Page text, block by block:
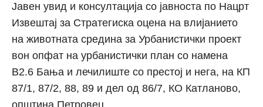
Јавен увид и консултација со јавноста по Нацрт
Извештај за Стратегиска оцена на влијанието
на животната средина за Урбанистички проект
вон опфат на урбанистички план со намена
В2.6 Бања и лечилиште со престој и нега, на КП
87/1, 87/2, 88, 89 и дел од 86/7, КО Катланово,